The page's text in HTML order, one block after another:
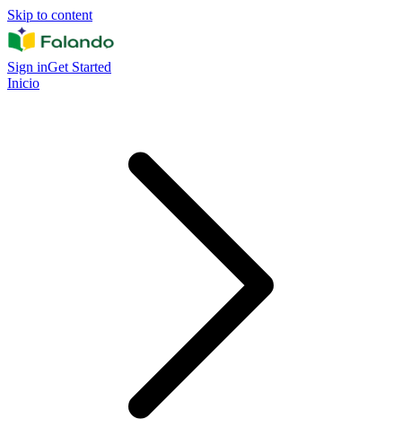
Skip to content
Sign inGet Started
Inicio